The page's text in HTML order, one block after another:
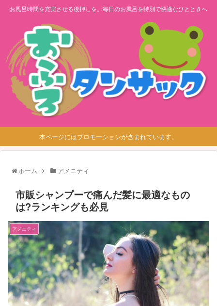
お風呂時間を充実させる後押しを。毎日のお風呂を特別で快適なひとときへ
本ページにはプロモーションが含まれています。
ホーム アメニティ
市販シャンプーで痛んだ髪に最適なもの
は?ランキングも必見
アメニティ